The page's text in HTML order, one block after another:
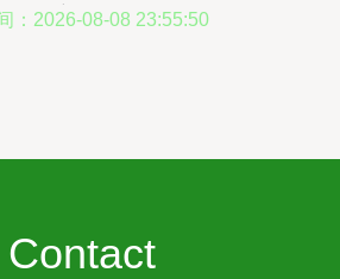
密码
：2026-08-08 23:55:50